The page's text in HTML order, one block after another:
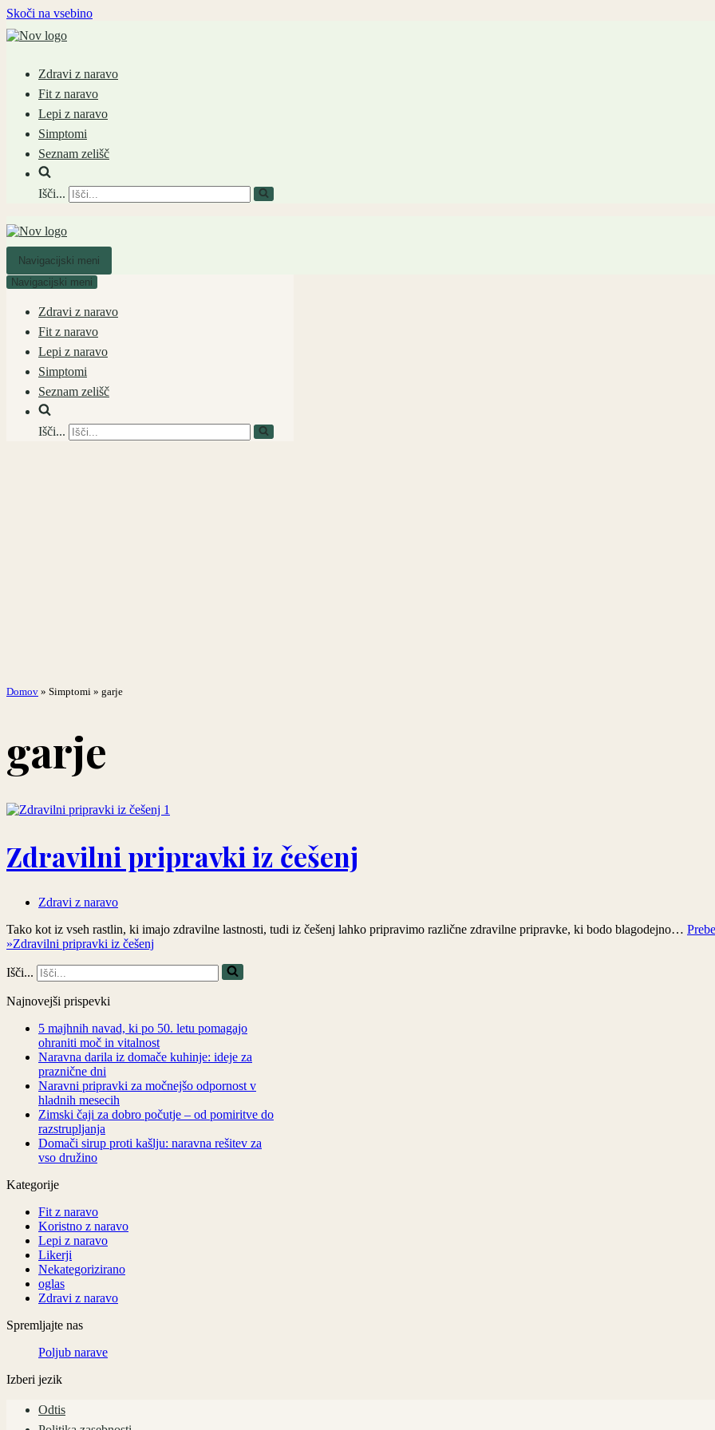
Skoči na vsebino
Zdravi z naravo
Fit z naravo
Lepi z naravo
Simptomi
Seznam zelišč
Išči...
Navigacijski meni
Navigacijski meni
Zdravi z naravo
Fit z naravo
Lepi z naravo
Simptomi
Seznam zelišč
Išči...
Domov » Simptomi » garje
garje
Zdravilni pripravki iz češenj
Zdravi z naravo
Tako kot iz vseh rastlin, ki imajo zdravilne lastnosti, tudi iz češenj lahko pripravimo različne zdravilne pripravke, ki bodo blagodejno…
»Zdravilni pripravki iz češenj
Išči...
Najnovejši prispevki
5 majhnih navad, ki po 50. letu pomagajo
ohraniti moč in vitalnost
Naravna darila iz domače kuhinje: ideje za
praznične dni
Naravni pripravki za močnejšo odpornost v
hladnih mesecih
Zimski čaji za dobro počutje – od pomiritve do
razstrupljanja
Domači sirup proti kašlju: naravna rešitev za
vso družino
Kategorije
Fit z naravo
Koristno z naravo
Lepi z naravo
Likerji
Nekategorizirano
oglas
Zdravi z naravo
Spremljajte nas
Poljub narave
Izberi jezik
Odtis